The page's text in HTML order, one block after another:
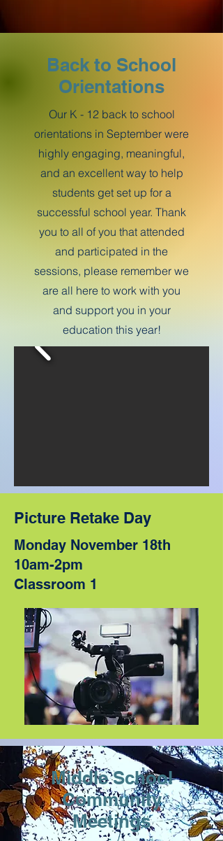
Back to School
Orientations
Our K - 12 back to school
orientations in September were
highly engaging, meaningful,
and an excellent way to help
students get set up for a
successful school year. Thank
you to all of you that attended
and participated in the
sessions, please remember we
are all here to work with you
and support you in your
education this year!
Picture Retake Day
Monday November 18th
10am-2pm
Classroom 1
Middle School
Community
Meetings